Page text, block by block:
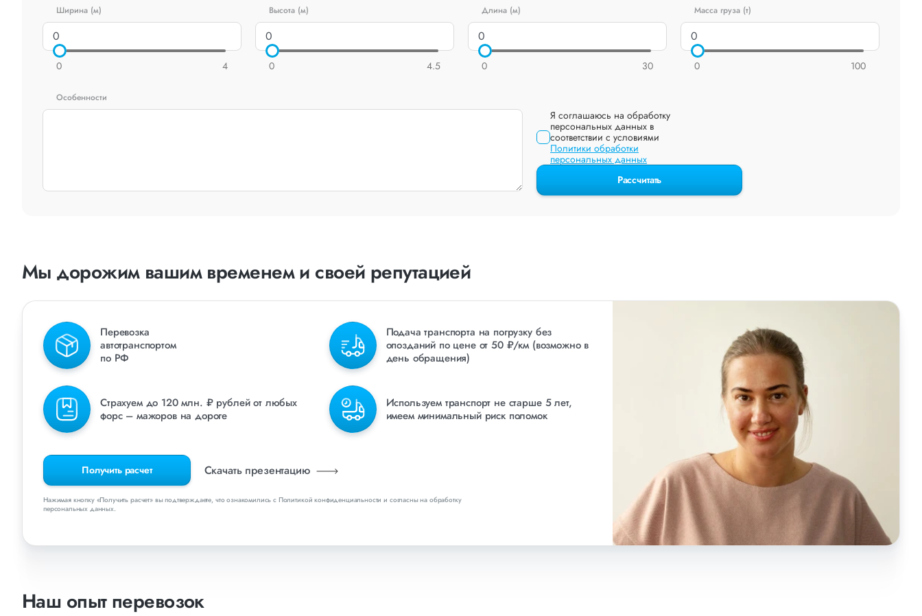
Ширина (м)
0 4
Высота (м)
0 4.5
Длина (м)
0 30
Масса груза (т)
0 100
Особенности
Я соглашаюсь на обработку
персональных данных в
соответствии с условиями
Политики обработки
персональных данных
Рассчитать
Мы дорожим вашим временем и своей репутацией
Перевозка
автотранспортом
по РФ
Подача транспорта на погрузку без
опозданий по цене от 50 ₽/км (возможно в
день обращения)
Страхуем до 120 млн. ₽ рублей от любых
форс – мажоров на дороге
Используем транспорт не старше 5 лет,
имеем минимальный риск поломок
Получить расчет Скачать презентацию
Нажимая кнопку «Получить расчет» вы подтверждаете, что ознакомились с Политикой конфиденциальности и согласны на обработку
персональных данных.
Наш опыт перевозок